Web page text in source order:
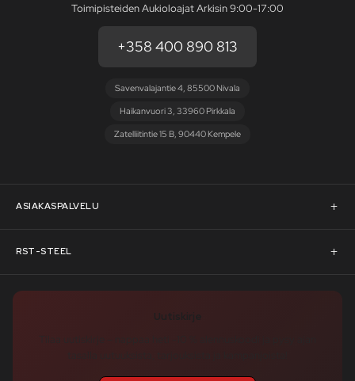
Toimipisteiden Aukioloajat Arkisin 9:00-17:00
+358 400 890 813
Savenvalajantie 4, 85500 Nivala
Haikanvuori 3, 33960 Pirkkala
Zatelliitintie 15 B, 90440 Kempele
ASIAKASPALVELU
Asiakaspalvelu
Pyydä tarjous
RST-STEEL
RST-Steelin tarina
Tukku-asiakkaaksi
Uutiskirje